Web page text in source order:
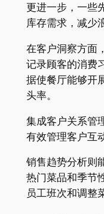
更进一步，一些
库存需求，减少
在客户洞察方面
记录顾客的消费
据使餐厅能够开
头率。
集成客户关系管
有效管理客户互
销售趋势分析则
热门菜品和季节
员工班次和调整